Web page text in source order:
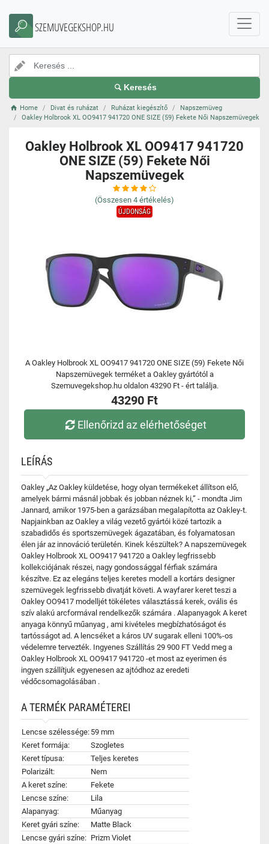
SZEMUVEGEKSHOP.HU
Keresés
Home Divat és ruházat Ruházat kiegészítő
Napszemüveg
Oakley Holbrook XL OO9417 941720 ONE SIZE (59) Fekete Női Napszemüvegek
Oakley Holbrook XL OO9417 941720
ONE SIZE (59) Fekete Női
Napszemüvegek
(Összesen 4 értékelés)
ÚJDONSÁG
A Oakley Holbrook XL OO9417 941720 ONE SIZE (59) Fekete Női
Napszemüvegek terméket a Oakley gyártótól a
Szemuvegekshop.hu oldalon 43290 Ft - ért találja.
43290 Ft
Ellenőrizd az elérhetőséget
LEÍRÁS
Oakley „Az Oakley küldetése, hogy olyan termékeket állítson elő,
amelyek bármi másnál jobbak és jobban néznek ki,” - mondta Jim
Jannard, amikor 1975-ben a garázsában megalapította az Oakley-t.
Napjainkban az Oakley a világ vezető gyártói közé tartozik a
szabadidős és sportszemüvegek ágazatában, és folyamatosan
élen jár az innováció területén. Kinek készültek? A napszemüvegek
Oakley Holbrook XL OO9417 941720 a Oakley legfrissebb
kollekciójának részei, nagy gondossággal férfiak számára
készítve. Ez az elegáns teljes keretes modell a kortárs designer
szemüvegek legfrissebb divatját követi. A wayfarer keret teszi a
Oakley OO9417 modelljét tökéletes választássá kerek, ovális és
szív alakú arcformával rendelkezők számára . Alapanyagok A keret
anyaga könnyű műanyag , ami kivételes megbízhatóságot és
tartósságot ad. A lencséket a káros UV sugarak elleni 100%-os
védelemre tervezték. Ingyenes Szállítás 29 900 FT Vedd meg a
Oakley Holbrook XL OO9417 941720 -et most az eyerimen és
ingyen szállítjuk egyenesen az ajtódhoz az eredeti
védőcsomagolásában .
A TERMÉK PARAMÉTEREI
Lencse szélessége: 59 mm
Keret formája:
Szogletes
Keret típusa:
Teljes keretes
Polarizált:
Nem
A keret színe:
Fekete
Lencse színe:
Lila
Alapanyag:
Műanyag
Keret gyári színe:
Matte Black
Lencse gyári színe: Prizm Violet